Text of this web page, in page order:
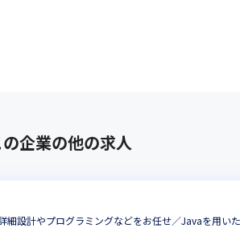
の企業の他の求人
細設計やプログラミングなどをお任せ／Javaを用い